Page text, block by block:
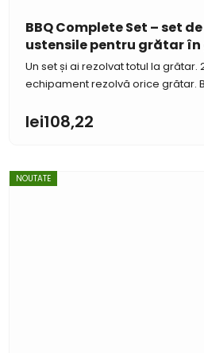
BBQ Complete Set – set
ustensile pentru grătar
lei108,22
Un set și ai rezolvat totul la grătar.
echipament rezolvă orice grătar.
NOUTATE